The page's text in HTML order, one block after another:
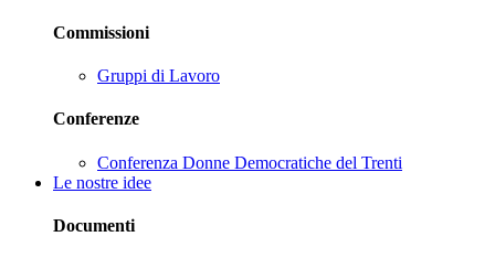
Commissioni
Gruppi di Lavoro
Conferenze
Conferenza Donne Democratiche del Trenti
Le nostre idee
Documenti